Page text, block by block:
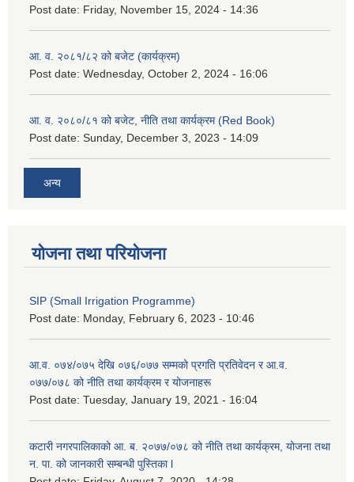
Post date: Friday, November 15, 2024 - 14:36
आ. व. २०८१/८२ को बजेट (कार्यक्रम)
Post date: Wednesday, October 2, 2024 - 16:06
आ. व. २०८०/८१ को बजेट, नीति तथा कार्यक्रम (Red Book)
Post date: Sunday, December 3, 2023 - 14:09
अन्य
योजना तथा परियोजना
SIP (Small Irrigation Programme)
Post date: Monday, February 6, 2023 - 10:46
आ.व. ०७४/०७५ देखि ०७६/०७७ सम्मको प्रगति प्रतिवेदन र आ.व.
०७७/०७८ को नीति तथा कार्यक्रम र योजनाहरू
Post date: Tuesday, January 19, 2021 - 16:04
कटारी नगरपालिकाको आ. ब. २०७७/०७८ को नीति तथा कार्यक्रम, योजना तथा
न. पा. को जानकारी सम्बन्धी पुस्तिका l